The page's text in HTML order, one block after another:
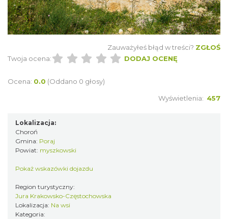
Zauważyłeś błąd w treści? ZGŁOŚ
Twoja ocena:
DODAJ OCENĘ
Ocena: 0.0 (Oddano 0 głosy)
Wyświetlenia: 457
Lokalizacja:
Choroń
Gmina: Poraj
Powiat: myszkowski
Pokaż wskazówki dojazdu
Region turystyczny:
Jura Krakowsko-Częstochowska
Lokalizacja: Na wsi
Kategoria: